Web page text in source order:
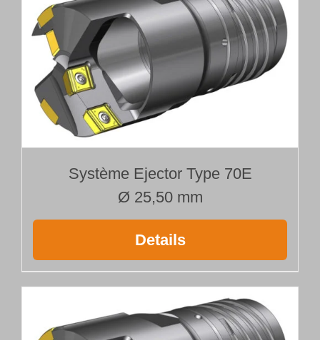
Système Ejector Type 70E
Ø 25,50 mm
Details